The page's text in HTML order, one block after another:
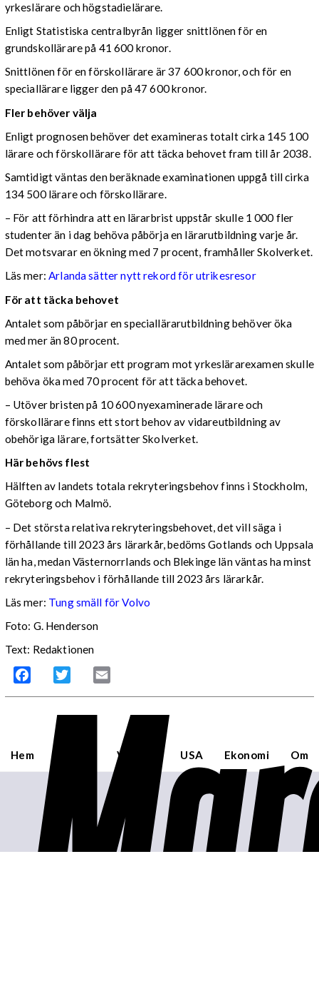
yrkeslärare och högstadielärare.
Enligt Statistiska centralbyrån ligger snittlönen för en
grundskollärare på 41 600 kronor.
Snittlönen för en förskollärare är 37 600 kronor, och för en
speciallärare ligger den på 47 600 kronor.
Fler behöver välja
Enligt prognosen behöver det examineras totalt cirka 145 100
lärare och förskollärare för att täcka behovet fram till år 2038.
Samtidigt väntas den beräknade examinationen uppgå till cirka
134 500 lärare och förskollärare.
– För att förhindra att en lärarbrist uppstår skulle 1 000 fler
studenter än i dag behöva påbörja en lärarutbildning varje år.
Det motsvarar en ökning med 7 procent, framhåller Skolverket.
Läs mer:Arlanda sätter nytt rekord för utrikesresor
För att täcka behovet
Antalet som påbörjar en speciallärarutbildning behöver öka
med mer än 80 procent.
Antalet som påbörjar ett program mot yrkeslärarexamen skulle
behöva öka med 70 procent för att täcka behovet.
– Utöver bristen på 10 600 nyexaminerade lärare och
förskollärare finns ett stort behov av vidareutbildning av
obehöriga lärare, fortsätter Skolverket.
Här behövs flest
Hälften av landets totala rekryteringsbehov finns i Stockholm,
Göteborg och Malmö.
– Det största relativa rekryteringsbehovet, det vill säga i
förhållande till 2023 års lärarkår, bedöms Gotlands och Uppsala
län ha, medan Västernorrlands och Blekinge län väntas ha minst
rekryteringsbehov i förhållande till 2023 års lärarkår.
Läs mer: Tung smäll för Volvo
Foto: G. Henderson
Text: Redaktionen
Facebook Twitter
Hem Världen USA Ekonomi Om